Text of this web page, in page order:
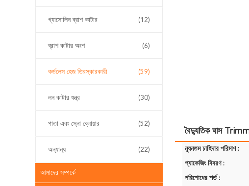
গ্যাসোলিন ব্রাশ কাটার (12)
ব্রাশ কাটার অংশ (6)
কর্ডলেস হেজ তিরস্কারকারী (59)
লন কাটার যন্ত্র (30)
পাতা এবং স্নো ব্লোয়ার (52)
অন্যান্য (22)
আমাদের সম্পর্কে
বৈদ্যুতিক ঘাস
ন্যূনতম চাহিদার পরিমাণ :
প্যাকেজিং বিবরণ :
পরিশোধের শর্ত :